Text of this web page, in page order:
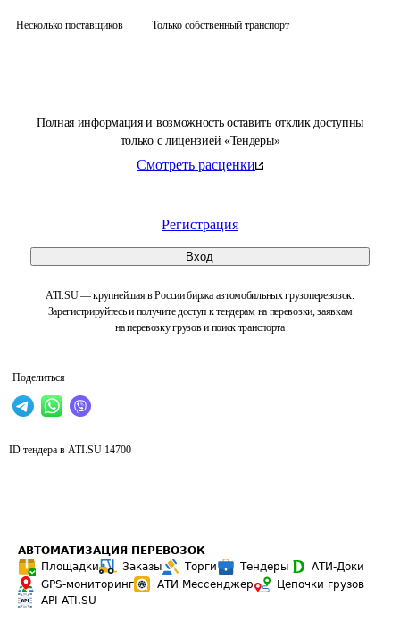
Полная информация и возможность оставить отклик доступны
только с лицензией «Тендеры»
Смотреть расценки
Регистрация
Вход
ATI.SU — крупнейшая в России биржа автомобильных грузоперевозок.
Зарегистрируйтесь и получите доступ к тендерам на перевозки, заявкам
на перевозку грузов и поиск транспорта
Поделиться
Несколько поставщиков Только собственный транспорт
ID тендера в ATI.SU 14700
АВТОМАТИЗАЦИЯ ПЕРЕВОЗОК
Площадки
Заказы Торги Тендеры
АТИ-Доки
GPS-мониторинг
АТИ Мессенджер
Цепочки грузов
API ATI.SU